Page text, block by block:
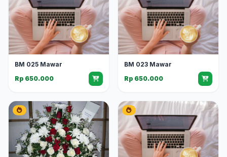
BM 025 Mawar
Rp 650.000
BM 023 Mawar
Rp 650.000